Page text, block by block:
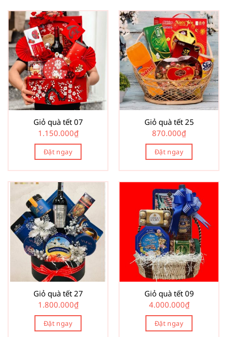
Giỏ quà tết 07
1.150.000₫
Đặt ngay
Giỏ quà tết 25
870.000₫
Đặt ngay
Giỏ quà tết 27
1.800.000₫
Đặt ngay
Giỏ quà tết 09
4.000.000₫
Đặt ngay